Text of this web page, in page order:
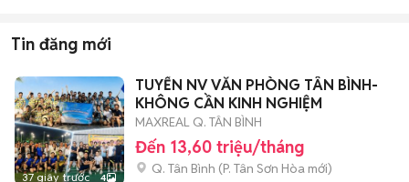
Tin đăng mới
37 giây trước 4
TUYỂN NV VĂN PHÒNG TÂN BÌNH-
KHÔNG CẦN KINH NGHIỆM
MAXREAL Q. TÂN BÌNH
Đến 13,60 triệu/tháng
Q. Tân Bình (P. Tân Sơn Hòa mới)